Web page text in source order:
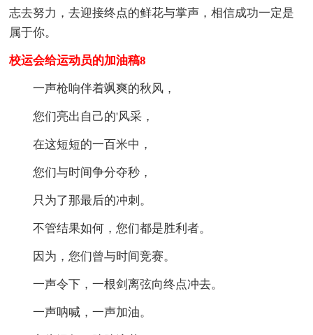
志去努力，去迎接终点的鲜花与掌声，相信成功一定是
属于你。
校运会给运动员的加油稿8
一声枪响伴着飒爽的秋风，
您们亮出自己的'风采，
在这短短的一百米中，
您们与时间争分夺秒，
只为了那最后的冲刺。
不管结果如何，您们都是胜利者。
因为，您们曾与时间竞赛。
一声令下，一根剑离弦向终点冲去。
一声呐喊，一声加油。